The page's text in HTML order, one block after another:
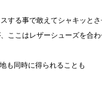
する事で敢えてシャキッと
ここはレザーシューズを合
も同時に得られることも